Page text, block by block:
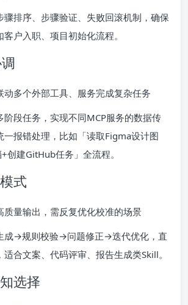
骤排序、步骤验证、失败回滚机制，确保
户入职、项目初始化流程。
动多个外部工具、服务完成复杂任务
阶段任务，实现不同MCP服务的数据传
一报错处理，比如「读取Figma设计图
创建GitHub任务」全流程。
式
质量输出，需反复优化校准的场景
成→规则校验→问题修正→迭代优化，直
合文案、代码评审、报告生成类Skill。
选择